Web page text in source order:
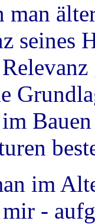
man
seines
im
-